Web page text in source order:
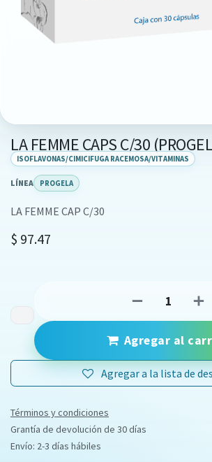
LA FEMME CAPS C/30
ISOFLAVONAS/CIMICIFUGA RACEMOSA/VITAMINAS
LÍNEA PROGELA
LA FEMME CAP C/30
$ 97.47
Agregar al
Agregar a la lista de
Términos y condiciones
Grantía de devolución de 30 días
Envío: 2-3 días hábiles